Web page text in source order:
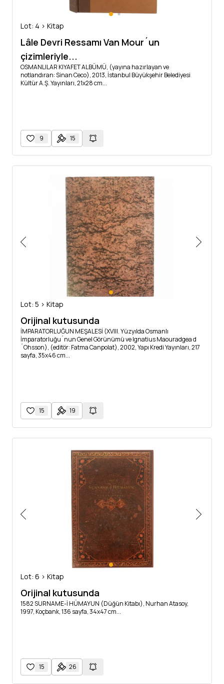
Lot: 4 > Kitap
Lâle Devri Ressamı Van Mour´un
çizimleriyle...
OSMANLILAR KIYAFET ALBÜMÜ, (yayına hazırlayan ve
notlandıran: Sinan Ceco), 2013, İstanbul Büyükşehir Belediyesi
Kültür A.Ş. Yayınları, 21x28 cm...
9 15
Lot: 5 > Kitap
Orijinal kutusunda
İMPARATORLUĞUN MEŞALESİ (XVIII. Yüzyılda Osmanlı
İmparatorluğu´nun Genel Görünümü ve Ignatius Maouradgea d
´Ohsson), (editör: Fatma Canpolat), 2002, Yapı Kredi Yayınları, 217
sayfa, 35x46 cm...
15 19
Lot: 6 > Kitap
Orijinal kutusunda
1582 SURNAME-İ HÜMAYUN (Düğün Kitabı), Nurhan Atasoy,
1997, Koçbank, 136 sayfa, 34x47 cm...
15 26